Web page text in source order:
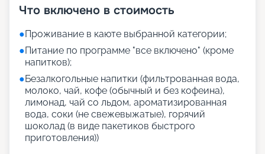
Что включено в стоимость
●Проживание в каюте выбранной категории;
●Питание по программе "все включено" (кроме
напитков);
●Безалкогольные напитки (фильтрованная вода,
молоко, чай, кофе (обычный и без кофеина),
лимонад, чай со льдом, ароматизированная
вода, соки (не свежевыжатые), горячий
шоколад (в виде пакетиков быстрого
приготовления))